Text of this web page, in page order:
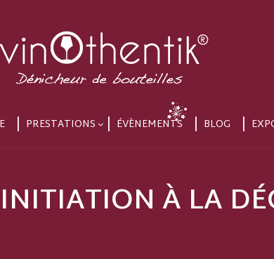
PRESTATIONS ÉVÈNEMENTS BLOG
À LA